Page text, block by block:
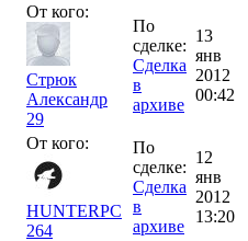
От кого:
Стрюк
Александр
29
По
сделке:
Сделка
в
архиве
13
янв
2012
00:42
От кого:
HUNTERPC
264
По
сделке:
Сделка
в
архиве
12
янв
2012
13:20